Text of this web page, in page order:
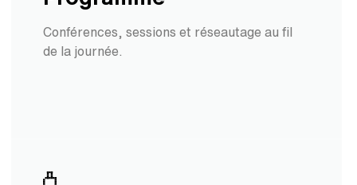
Conférences, sessions et réseautage au fil
de la journée.